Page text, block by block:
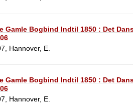
Gamle Bogbind Indtil 1850 : Det
Hannover, E.
Gamle Bogbind Indtil 1850 : Det
Hannover, E.